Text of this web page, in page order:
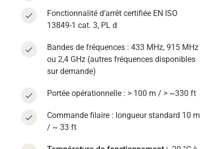
Fonctionnalité d’arrêt certifiée EN ISO
13849-1 cat. 3, PL d
Bandes de fréquences : 433 MHz, 915 MHz
ou 2,4 GHz (autres fréquences disponibles
sur demande)
Portée opérationnelle : > 100 m / > ~330 ft
Commande filaire : longueur standard 10 m
/ ~ 33 ft